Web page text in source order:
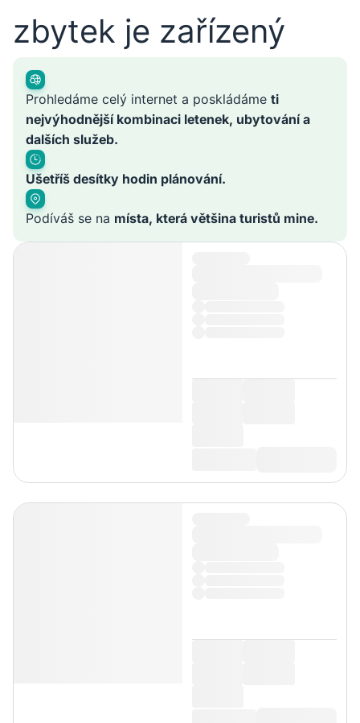
zbytek je zařízený
Prohledáme celý internet a poskládáme ti
nejvýhodnější kombinaci letenek, ubytování a
dalších služeb.
Ušetříš desítky hodin plánování.
Podíváš se na místa, která většina turistů mine.